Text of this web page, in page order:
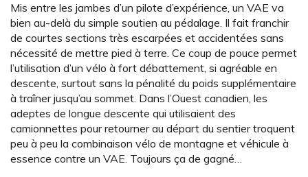
Mis entre les jambes d’un pilote d’expérience, un VAE va
bien au-delà du simple soutien au pédalage. Il fait franchir
de courtes sections très escarpées et accidentées sans
nécessité de mettre pied à terre. Ce coup de pouce permet
l’utilisation d’un vélo à fort débattement, si agréable en
descente, surtout sans la pénalité du poids supplémentaire
à traîner jusqu’au sommet. Dans l’Ouest canadien, les
adeptes de longue descente qui utilisaient des
camionnettes pour retourner au départ du sentier troquent
peu à peu la combinaison vélo de montagne et véhicule à
essence contre un VAE. Toujours ça de gagné…